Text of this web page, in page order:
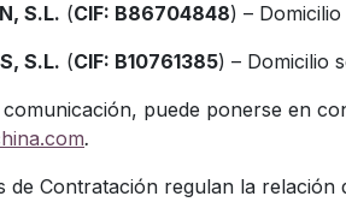
S.L. (CIF: B86704848) – Domicilio
S.L. (CIF: B10761385) – Domicilio
puede ponerse en
.
de Contratación regulan la